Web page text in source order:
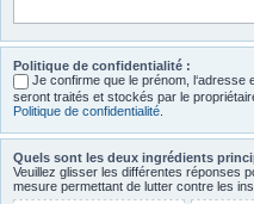
Politique de confidentialité :
Je confirme que le prénom,
seront traités et stockés par le
Politique de confidentialité
Quels sont les deux ingrédients
Veuillez glisser les différentes réponses
mesure permettant de lutter contre les